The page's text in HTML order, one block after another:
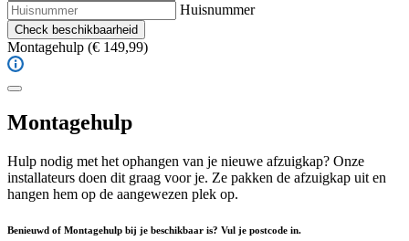
Huisnummer
Check beschikbaarheid
Montagehulp (€ 149,99)
Montagehulp
Hulp nodig met het ophangen van je nieuwe afzuigkap? Onze
installateurs doen dit graag voor je. Ze pakken de afzuigkap uit en
hangen hem op de aangewezen plek op.
Benieuwd of Montagehulp bij je beschikbaar is? Vul je postcode in.